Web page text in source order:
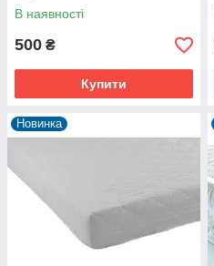
В наявності
500 ₴
Купити
Новинка